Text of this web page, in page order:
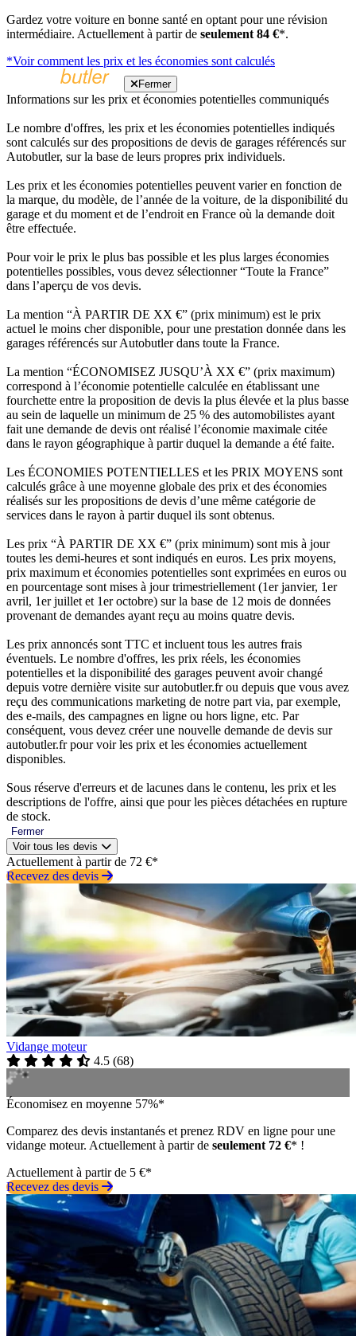
Gardez votre voiture en bonne santé en optant pour une révision
intermédiaire. Actuellement à partir de seulement 84 €*.
*Voir comment les prix et les économies sont calculés
Fermer
Informations sur les prix et économies potentielles communiqués
Le nombre d'offres, les prix et les économies potentielles indiqués
sont calculés sur des propositions de devis de garages référencés sur
Autobutler, sur la base de leurs propres prix individuels.
Les prix et les économies potentielles peuvent varier en fonction de
la marque, du modèle, de l’année de la voiture, de la disponibilité du
garage et du moment et de l’endroit en France où la demande doit
être effectuée.
Pour voir le prix le plus bas possible et les plus larges économies
potentielles possibles, vous devez sélectionner “Toute la France”
dans l’aperçu de vos devis.
La mention “À PARTIR DE XX €” (prix minimum) est le prix
actuel le moins cher disponible, pour une prestation donnée dans les
garages référencés sur Autobutler dans toute la France.
La mention “ÉCONOMISEZ JUSQU’À XX €” (prix maximum)
correspond à l’économie potentielle calculée en établissant une
fourchette entre la proposition de devis la plus élevée et la plus basse
au sein de laquelle un minimum de 25 % des automobilistes ayant
fait une demande de devis ont réalisé l’économie maximale citée
dans le rayon géographique à partir duquel la demande a été faite.
Les ÉCONOMIES POTENTIELLES et les PRIX MOYENS sont
calculés grâce à une moyenne globale des prix et des économies
réalisés sur les propositions de devis d’une même catégorie de
services dans le rayon à partir duquel ils sont obtenus.
Les prix “À PARTIR DE XX €” (prix minimum) sont mis à jour
toutes les demi-heures et sont indiqués en euros. Les prix moyens,
prix maximum et économies potentielles sont exprimées en euros ou
en pourcentage sont mises à jour trimestriellement (1er janvier, 1er
avril, 1er juillet et 1er octobre) sur la base de 12 mois de données
provenant de demandes ayant reçu au moins quatre devis.
Les prix annoncés sont TTC et incluent tous les autres frais
éventuels. Le nombre d'offres, les prix réels, les économies
potentielles et la disponibilité des garages peuvent avoir changé
depuis votre dernière visite sur autobutler.fr ou depuis que vous avez
reçu des communications marketing de notre part via, par exemple,
des e-mails, des campagnes en ligne ou hors ligne, etc. Par
conséquent, vous devez créer une nouvelle demande de devis sur
autobutler.fr pour voir les prix et les économies actuellement
disponibles.
Sous réserve d'erreurs et de lacunes dans le contenu, les prix et les
descriptions de l'offre, ainsi que pour les pièces détachées en rupture
de stock.
Fermer
Voir tous les devis
Actuellement à partir de 72 €*
Recevez des devis
Vidange moteur
4.5 (68)
Économisez en moyenne 57%*
Comparez des devis instantanés et prenez RDV en ligne pour une
vidange moteur. Actuellement à partir de seulement 72 €* !
Actuellement à partir de 5 €*
Recevez des devis